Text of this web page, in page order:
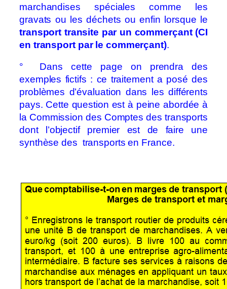
marchandises spéciales comme les
gravats ou les déchets ou enfin lorsque le
transport transite par un commerçant (CI
en transport par le commerçant).
° Dans cette page on prendra des
exemples fictifs : ce traitement a posé des
problèmes d’évaluation dans les différents
pays. Cette question est à peine abordée à
la Commission des Comptes des transports
dont l’objectif premier est de faire une
synthèse des transports en France.